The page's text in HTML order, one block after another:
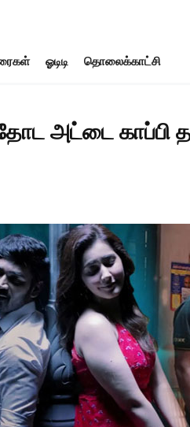
ஓடிடி தொலைக்காட்சி
அட்டை காப்பி